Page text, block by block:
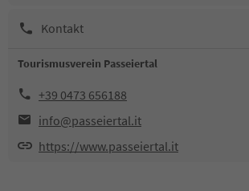
Kontakt
Tourismusverein Passeiertal
+39 0473 656188
info@passeiertal.it
https://www.passeiertal.it